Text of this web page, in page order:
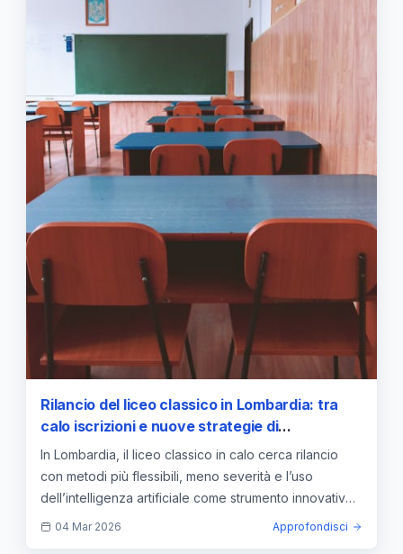
Rilancio del liceo classico in Lombardia: tra
calo iscrizioni e nuove strategie di
insegnamento
In Lombardia, il liceo classico in calo cerca rilancio
con metodi più flessibili, meno severità e l’uso
dell’intelligenza artificiale come strumento innovativo
di confronto.
04 Mar 2026 Approfondisci